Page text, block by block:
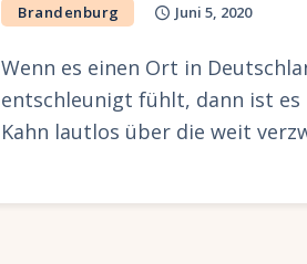
Brandenburg Juni 5, 2020
Wenn es einen Ort in
entschleunigt fühlt, dann ist es
Kahn lautlos über die weit